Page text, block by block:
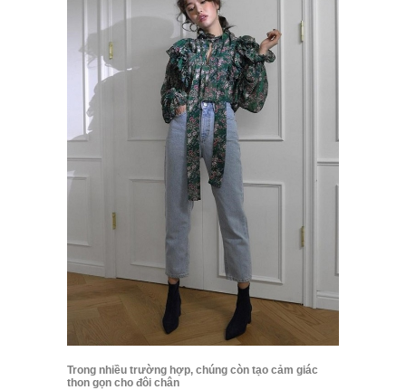
Trong nhiều trường hợp, chúng còn tạo cảm giác
thon gọn cho đôi chân